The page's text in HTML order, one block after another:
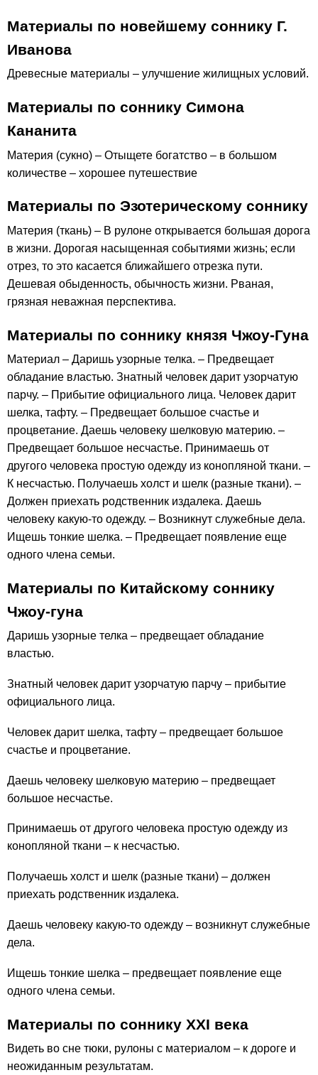
Материалы по новейшему соннику Г.
Иванова
Древесные материалы – улучшение жилищных условий.
Материалы по соннику Симона
Кананита
Материя (сукно) – Отыщете богатство – в большом
количестве – хорошее путешествие
Материалы по Эзотерическому соннику
Материя (ткань) – В рулоне открывается большая дорога
в жизни. Дорогая насыщенная событиями жизнь; если
отрез, то это касается ближайшего отрезка пути.
Дешевая обыденность, обычность жизни. Рваная,
грязная неважная перспектива.
Материалы по соннику князя Чжоу-Гуна
Материал – Даришь узорные телка. – Предвещает
обладание властью. Знатный человек дарит узорчатую
парчу. – Прибытие официального лица. Человек дарит
шелка, тафту. – Предвещает большое счастье и
процветание. Даешь человеку шелковую материю. –
Предвещает большое несчастье. Принимаешь от
другого человека простую одежду из конопляной ткани. –
К несчастью. Получаешь холст и шелк (разные ткани). –
Должен приехать родственник издалека. Даешь
человеку какую-то одежду. – Возникнут служебные дела.
Ищешь тонкие шелка. – Предвещает появление еще
одного члена семьи.
Материалы по Китайскому соннику
Чжоу-гуна
Даришь узорные телка – предвещает обладание
властью.
Знатный человек дарит узорчатую парчу – прибытие
официального лица.
Человек дарит шелка, тафту – предвещает большое
счастье и процветание.
Даешь человеку шелковую материю – предвещает
большое несчастье.
Принимаешь от другого человека простую одежду из
конопляной ткани – к несчастью.
Получаешь холст и шелк (разные ткани) – должен
приехать родственник издалека.
Даешь человеку какую-то одежду – возникнут служебные
дела.
Ищешь тонкие шелка – предвещает появление еще
одного члена семьи.
Материалы по соннику ХХІ века
Видеть во сне тюки, рулоны с материалом – к дороге и
неожиданным результатам.